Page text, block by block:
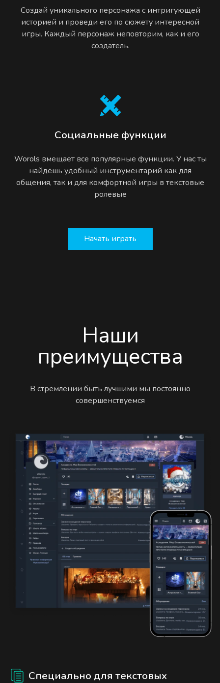
Создай уникального персонажа с интригующей
историей и проведи его по сюжету интересной
игры. Каждый персонаж неповторим, как и его
создатель.
Социальные функции
Worols вмещает все популярные функции. У нас ты
найдёшь удобный инструментарий как для
общения, так и для комфортной игры в текстовые
ролевые
Начать играть
Наши
преимущества
В стремлении быть лучшими мы постоянно
совершенствуемся
Специально для текстовых